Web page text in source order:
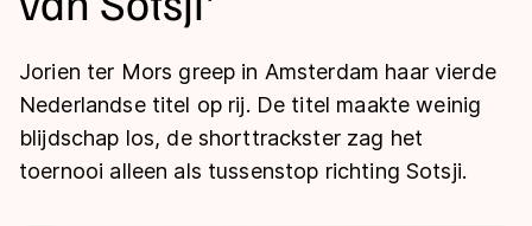
Langebaan
Shorttrack
Inlineskaten
Uitslagen
Langebaan
Shorttrack
Tijden & historie
Jorien ter Mors greep in Amsterdam haar vierde
Nederlandse titel op rij. De titel maakte weinig
blijdschap los, de shorttrackster zag het
toernooi alleen als tussenstop richting Sotsji.